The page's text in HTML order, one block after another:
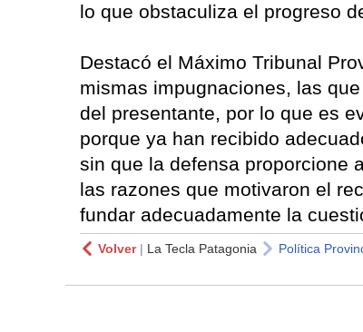
lo que obstaculiza el progreso
Destacó el Máximo Tribunal
mismas impugnaciones, las
del presentante, por lo que es
porque ya han recibido
sin que la defensa proporcione
las razones que motivaron el
fundar adecuadamente la
Volver| La Tecla Patagonia Política